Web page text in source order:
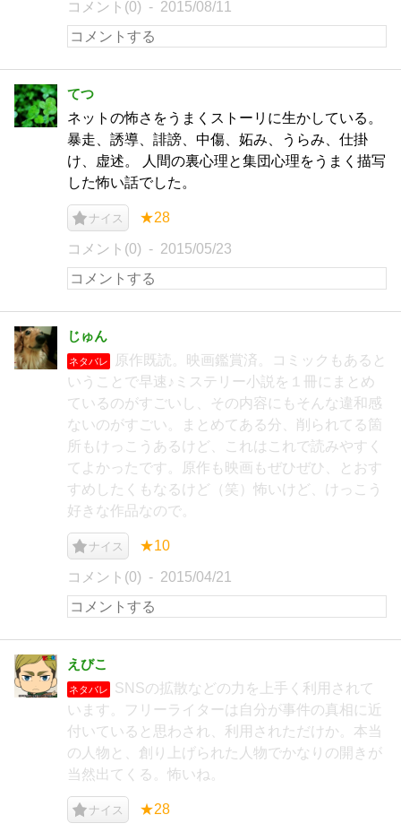
コメント(0) 2015/08/11
てつ
ネットの怖さをうまくストーリに生かしている。
暴走、誘導、誹謗、中傷、妬み、うらみ、仕掛
け、虚述。 人間の裏心理と集団心理をうまく描写
した怖い話でした。
ナイス ★28
コメント(0) 2015/05/23
じゅん
ネタバレ
原作既読。映画鑑賞済。コミックもあると
いうことで早速♪ミステリー小説を１冊にまとめ
ているのがすごいし、その内容にもそんな違和感
ないのがすごい。まとめてある分、削られてる箇
所もけっこうあるけど、これはこれで読みやすく
てよかったです。原作も映画もぜひぜひ、とおす
すめしたくもなるけど（笑）怖いけど、けっこう
好きな作品なので。
ナイス ★10
コメント(0) 2015/04/21
えびこ
ネタバレ
SNSの拡散などの力を上手く利用されて
います。フリーライターは自分が事件の真相に近
付いていると思わされ、利用されただけか。本当
の人物と、創り上げられた人物でかなりの開きが
当然出てくる。怖いね。
ナイス ★28